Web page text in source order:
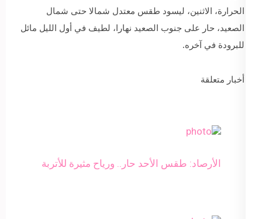
الحرارة، الاثنين، ليسود طقس معتدل شمالا حتى شمال
الصعيد، حار على جنوب الصعيد نهارا، لطيف في أول الليل مائل
للبرودة في آخره.
أخبار متعلقة
الأرصاد: طقس الأحد حار.. ورياح مثيرة للأتربة